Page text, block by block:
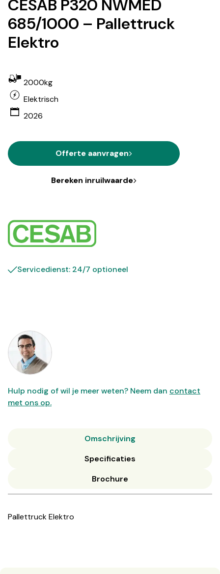
CESAB P320 NWMED
685/1000 – Pallettruck
Elektro
2000kg
Elektrisch
2026
Offerte aanvragen
Bereken inruilwaarde
Servicedienst: 24/7 optioneel
Hulp nodig of wil je meer weten? Neem dan contact
met ons op.
Omschrijving
Specificaties
Brochure
Pallettruck Elektro